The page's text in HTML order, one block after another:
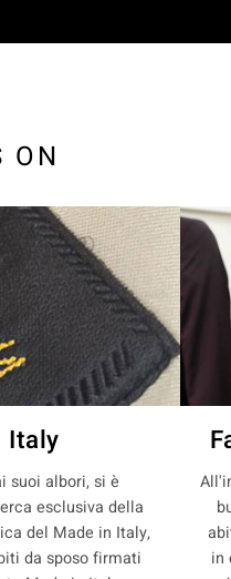
ON
Italy
suoi albori, si è
esclusiva della
del Made in Italy,
da sposo firmati
in